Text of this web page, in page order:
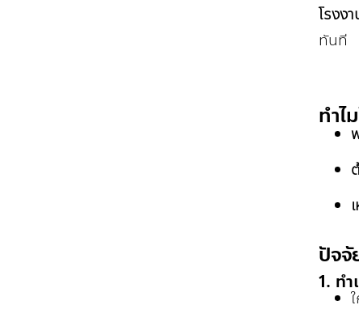
โรงง
ทันที
ทำไ
ปัจจั
1. ท